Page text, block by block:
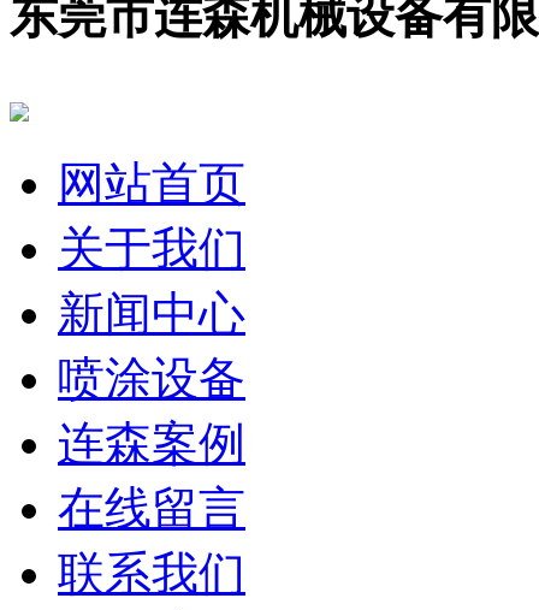
东莞市连森机械设备有
网站首页
关于我们
新闻中心
喷涂设备
连森案例
在线留言
联系我们